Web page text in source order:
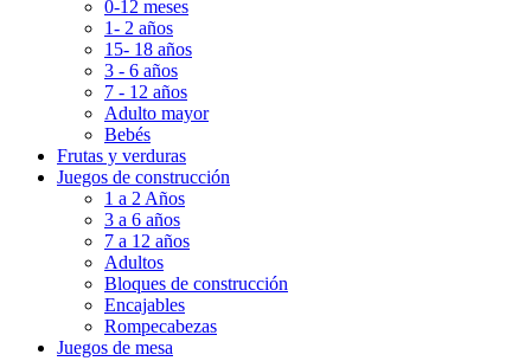
0-12 meses
1- 2 años
15- 18 años
3 - 6 años
7 - 12 años
Adulto mayor
Bebés
Frutas y verduras
Juegos de construcción
1 a 2 Años
3 a 6 años
7 a 12 años
Adultos
Bloques de construcción
Encajables
Rompecabezas
Juegos de mesa